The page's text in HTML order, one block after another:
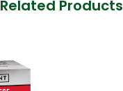
Related Products